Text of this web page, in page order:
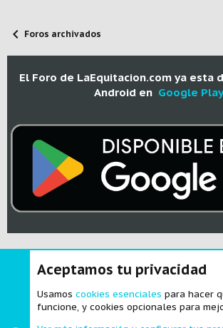
Foros archivados
El Foro de LaEquitacion.com ya esta
Android en Google Play
Community platform by XenForo ® © 2010-2024
Aceptamos tu privacidad
Usamos cookies esenciales para hacer
funcione, y cookies opcionales para